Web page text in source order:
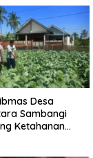
Desa
Sambangi
Ketahanan